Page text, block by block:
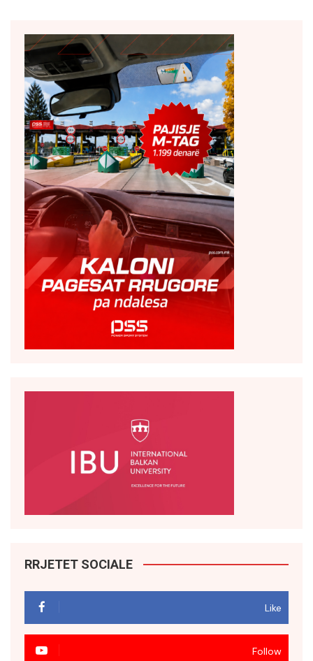
RRJETET SOCIALE
Like
Follow